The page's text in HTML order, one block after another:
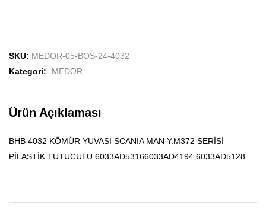
SKU: MEDOR-05-BOS-24-4032
Kategori:
MEDOR
Ürün Açıklaması
BHB 4032 KÖMÜR YUVASI SCANIA MAN Y.M372 SERİSİ
PİLASTİK TUTUCULU 6033AD53166033AD4194 6033AD5128